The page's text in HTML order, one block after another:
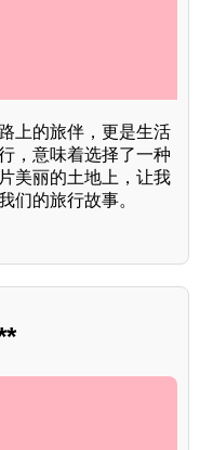
上的旅伴，更是生活
，意味着选择了一种
美丽的土地上，让我
们的旅行故事。